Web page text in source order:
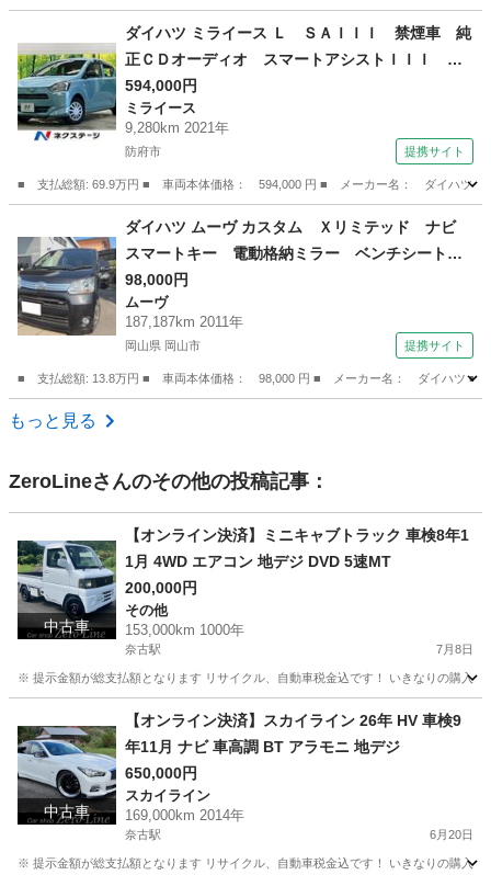
ダイハツ
ダイハツ ミライース Ｌ ＳＡＩＩＩ 禁煙車 純
正ＣＤオーディオ スマートアシストＩＩＩ コ
ーナーセンサ オートハイビーム ドライブレコ
ーダー キーレス ＡＵＸ接続 （車検整備付）
594,000円
ミライース
9,280km 2021年
防府市 提携サイト
■ 支払総額: 69.9万円 ■ 車両本体価格： 594,000 円 ■ メーカー名： ダイハツ
ミライース
ダイハツ ムーヴ カスタム Ｘリミテッド ナビ
スマートキー 電動格納ミラー ベンチシート
ＣＶＴ ミュージックプレイヤー接続可 アルミ
ホイール エアコン パワーウィンドウ （検8.1
1）
98,000円
ムーヴ
187,187km 2011年
岡山県 岡山市 提携サイト
■ 支払総額: 13.8万円 ■ 車両本体価格： 98,000 円 ■ メーカー名： ダイハツ
岡山 岡山市
もっと見る
ZeroLineさんのその他の投稿記事：
中古車
【オンライン決済】ミニキャブトラック 車検8年1
1月 4WD エアコン 地デジ DVD 5速MT
200,000円
その他
153,000km 1000年
奈古駅 7月8日
※ 提示金額が総支払額となります リサイクル、自動車税金込です！ いきなりの購入
奈古駅 その他
中古車
【オンライン決済】スカイライン 26年 HV 車検9
年11月 ナビ 車高調 BT アラモニ 地デジ
650,000円
スカイライン
169,000km 2014年
奈古駅 6月20日
※ 提示金額が総支払額となります リサイクル、自動車税金込です！ いきなりの購入